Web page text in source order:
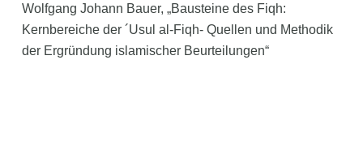
Wolfgang Johann Bauer, „Bausteine des Fiqh:
Kernbereiche der ´Usul al-Fiqh- Quellen und Methodik
der Ergründung islamischer Beurteilungen“